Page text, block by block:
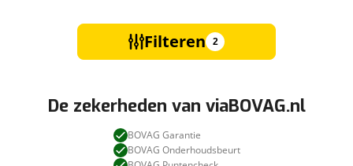
Filteren 2
De zekerheden van viaBOVAG.nl
BOVAG Garantie
BOVAG Onderhoudsbeurt